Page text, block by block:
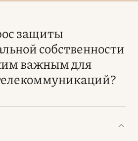
защиты
собственности
важным для